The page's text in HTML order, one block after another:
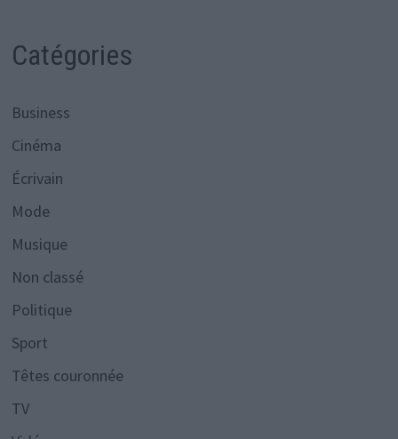
Catégories
Business
Cinéma
Écrivain
Mode
Musique
Non classé
Politique
Sport
Têtes couronnée
TV